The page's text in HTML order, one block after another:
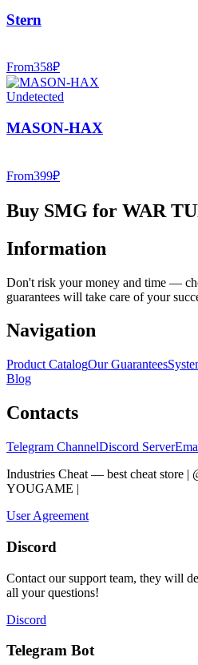
Stern
From358₽
Undetected
MASON-HAX
From399₽
Buy SMG for WAR
Information
Don't risk your money and time —
guarantees will take care of your
Navigation
Product CatalogOur Guarantees
Blog
Contacts
Telegram ChannelDiscord Server
Industries Cheat — best cheat store |
YOUGAME |
User Agreement
Discord
Contact our support team, they will
all your questions!
Discord
Telegram Bot